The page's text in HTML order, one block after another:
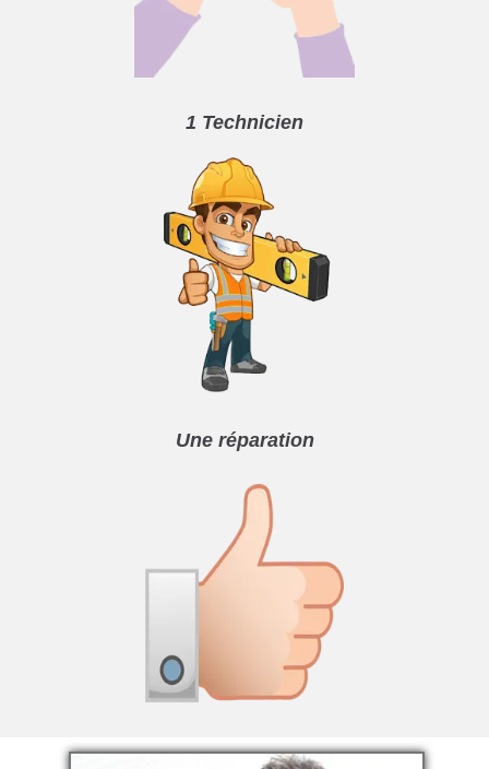
1 Technicien
Une réparation